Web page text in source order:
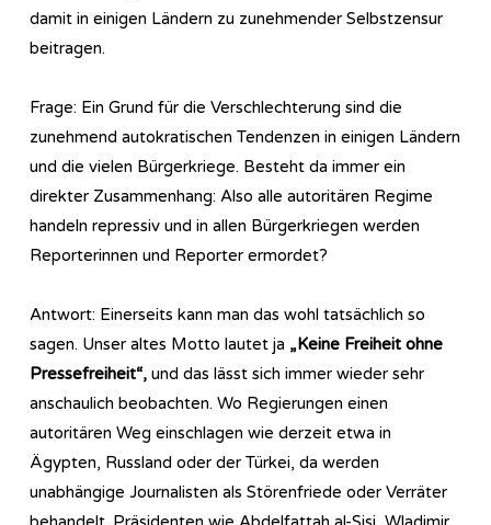
damit in einigen Ländern zu zunehmender Selbstzensur
beitragen.
Frage: Ein Grund für die Verschlechterung sind die
zunehmend autokratischen Tendenzen in einigen Ländern
und die vielen Bürgerkriege. Besteht da immer ein
direkter Zusammenhang: Also alle autoritären Regime
handeln repressiv und in allen Bürgerkriegen werden
Reporterinnen und Reporter ermordet?
Antwort: Einerseits kann man das wohl tatsächlich so
sagen. Unser altes Motto lautet ja „Keine Freiheit ohne
Pressefreiheit“, und das lässt sich immer wieder sehr
anschaulich beobachten. Wo Regierungen einen
autoritären Weg einschlagen wie derzeit etwa in
Ägypten, Russland oder der Türkei, da werden
unabhängige Journalisten als Störenfriede oder Verräter